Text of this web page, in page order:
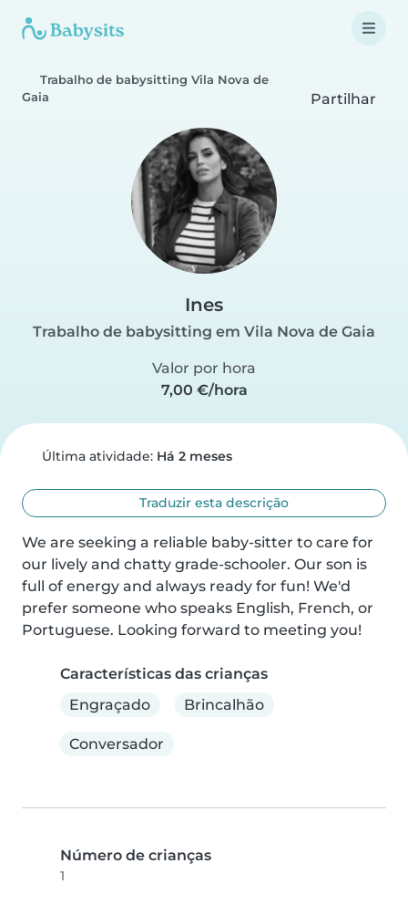
Trabalho de babysitting Vila Nova de
Gaia
Partilhar
Ines
Trabalho de babysitting em Vila Nova de Gaia
Valor por hora
7,00 €/hora
Última atividade: Há 2 meses
Traduzir esta descrição
We are seeking a reliable baby-sitter to care for
our lively and chatty grade-schooler. Our son is
full of energy and always ready for fun! We'd
prefer someone who speaks English, French, or
Portuguese. Looking forward to meeting you!
Características das crianças
Engraçado
Brincalhão
Conversador
Número de crianças
1